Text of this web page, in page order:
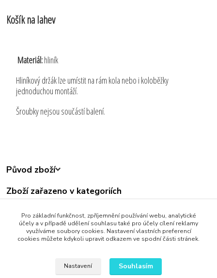
Košík na lahev
Materiál:hliník
Hliníkový držák lze umístit na rám kola nebo i koloběžky
jednoduchou montáží.
Šroubky nejsou součástí balení.
Původ zboží
Zboží zařazeno v kategoriích
Kola a Příslušenství
Upravit sběr cookies.
Pro základní funkčnost, zpříjemnění používání webu, analytické
účely a v případě udělení souhlasu také pro účely cílení reklamy
využíváme soubory cookies. Nastavení vlastních preferencí
cookies můžete kdykoli upravit odkazem ve spodní části stránek.
Nastavení Souhlasím